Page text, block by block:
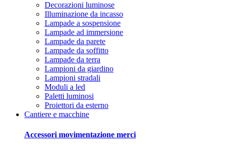
Decorazioni luminose
Illuminazione da incasso
Lampade a sospensione
Lampade ad immersione
Lampade da parete
Lampade da soffitto
Lampade da terra
Lampioni da giardino
Lampioni stradali
Moduli a led
Paletti luminosi
Proiettori da esterno
Cantiere e macchine
Accessori movimentazione merci